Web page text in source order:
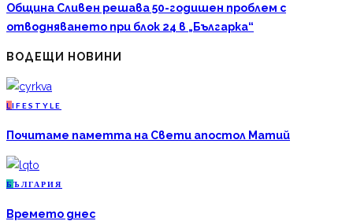
Община Сливен решава 50-годишен проблем с
отводняването при блок 24 в „Българка“
ВОДЕЩИ НОВИНИ
L IFESTYLE
Почитаме паметта на Свети апостол Матий
Б ЪЛГАРИЯ
Времето днес